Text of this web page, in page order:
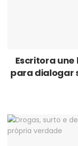
Escritora
para dialogar